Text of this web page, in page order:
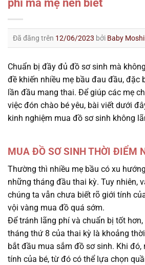
Đã đăng trên 12/06/2023 bởi Baby Moshi
Chuẩn bị đầy đủ đồ sơ sinh mà
đề khiến nhiều mẹ bầu đau đầu, đặc
lần đầu mang thai. Để giúp các mẹ
việc đón chào bé yêu, bài viết dưới
kinh nghiệm mua đồ sơ sinh không
MUA ĐỒ SƠ SINH THỜI ĐIỂM
Thường thì nhiều mẹ bầu có xu
những tháng đầu thai kỳ. Tuy nhiên,
chúng ta vẫn chưa biết rõ giới tính
vội vàng mua đồ quá sớm.
Để tránh lãng phí và chuẩn bị tốt
tháng thứ 8 của thai kỳ là khoảng
bắt đầu mua sắm đồ sơ sinh. Khi đó,
tính của bé, từ đó có thể lựa chọn